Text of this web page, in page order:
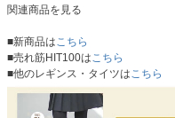
関連商品を見る
■新商品はこちら
■売れ筋HIT100はこちら
■他のレギンス・タイツはこちら